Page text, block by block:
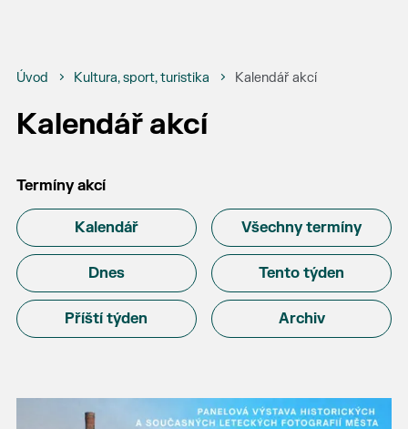
Úvod Kultura, sport, turistika Kalendář akcí
Kalendář akcí
Termíny akcí
Kalendář Všechny termíny
Dnes Tento týden
Příští týden Archiv